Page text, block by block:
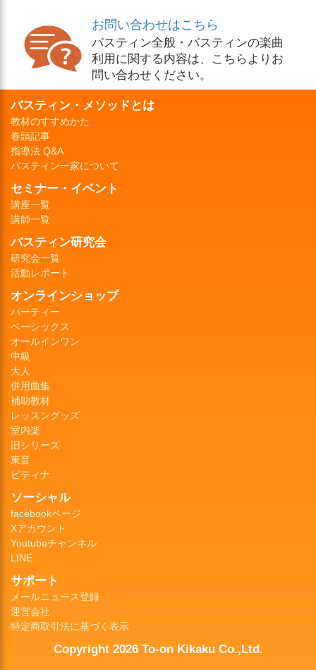
お問い合わせはこちら
バスティン全般・バスティンの楽曲
利用に関する内容は、こちらよりお
問い合わせください。
バスティン・メソッドとは
教材のすすめかた
巻頭記事
指導法 Q&A
バスティン一家について
セミナー・イベント
講座一覧
講師一覧
バスティン研究会
研究会一覧
活動レポート
オンラインショップ
パーティー
ベーシックス
オールインワン
中級
大人
併用曲集
補助教材
レッスングッズ
室内楽
旧シリーズ
東音
ピティナ
ソーシャル
facebookページ
Xアカウント
Youtubeチャンネル
LINE
サポート
メールニュース登録
運営会社
特定商取引法に基づく表示
Copyright 2026 To-on Kikaku Co.,Ltd.